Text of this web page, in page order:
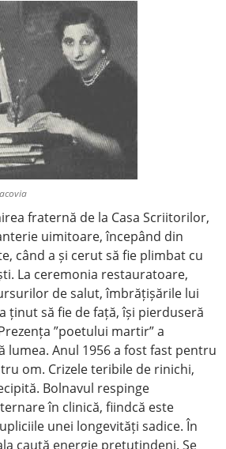
fraternă de la Casa Scriitorilor,
uimitoare, începând din
când a și cerut să fie plimbat cu
La ceremonia restauratoare,
de salut, îmbrățișările lui
ținut să fie de față, își pierduseră
”poetului martir” a
lumea. Anul 1956 a fost fast pentru
om. Crizele teribile de rinichi,
Bolnavul respinge
în clinică, fiindcă este
unei longevități sadice. În
caută energie pretutindeni. Se